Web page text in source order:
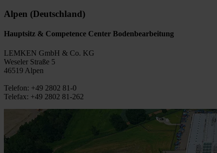
Alpen (Deutschland)
Hauptsitz & Competence Center Bodenbearbeitung
LEMKEN GmbH & Co. KG
Weseler Straße 5
46519 Alpen
Telefon: +49 2802 81-0
Telefax: +49 2802 81-262